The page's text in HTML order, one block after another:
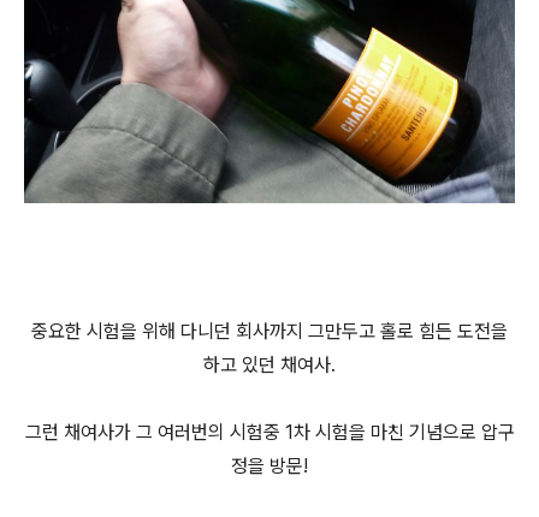
중요한 시험을 위해 다니던 회사까지 그만두고 홀로 힘든 도전을
하고 있던 채여사.
그런 채여사가 그 여러번의 시험중 1차 시험을 마친 기념으로 압구
정을 방문!